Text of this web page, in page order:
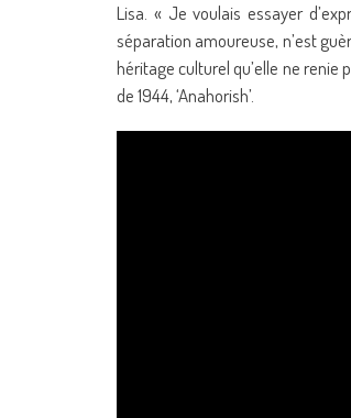
Lisa. « Je voulais essayer
séparation amoureuse, n’est
héritage culturel qu’elle ne renie
de 1944, ‘Anahorish’.